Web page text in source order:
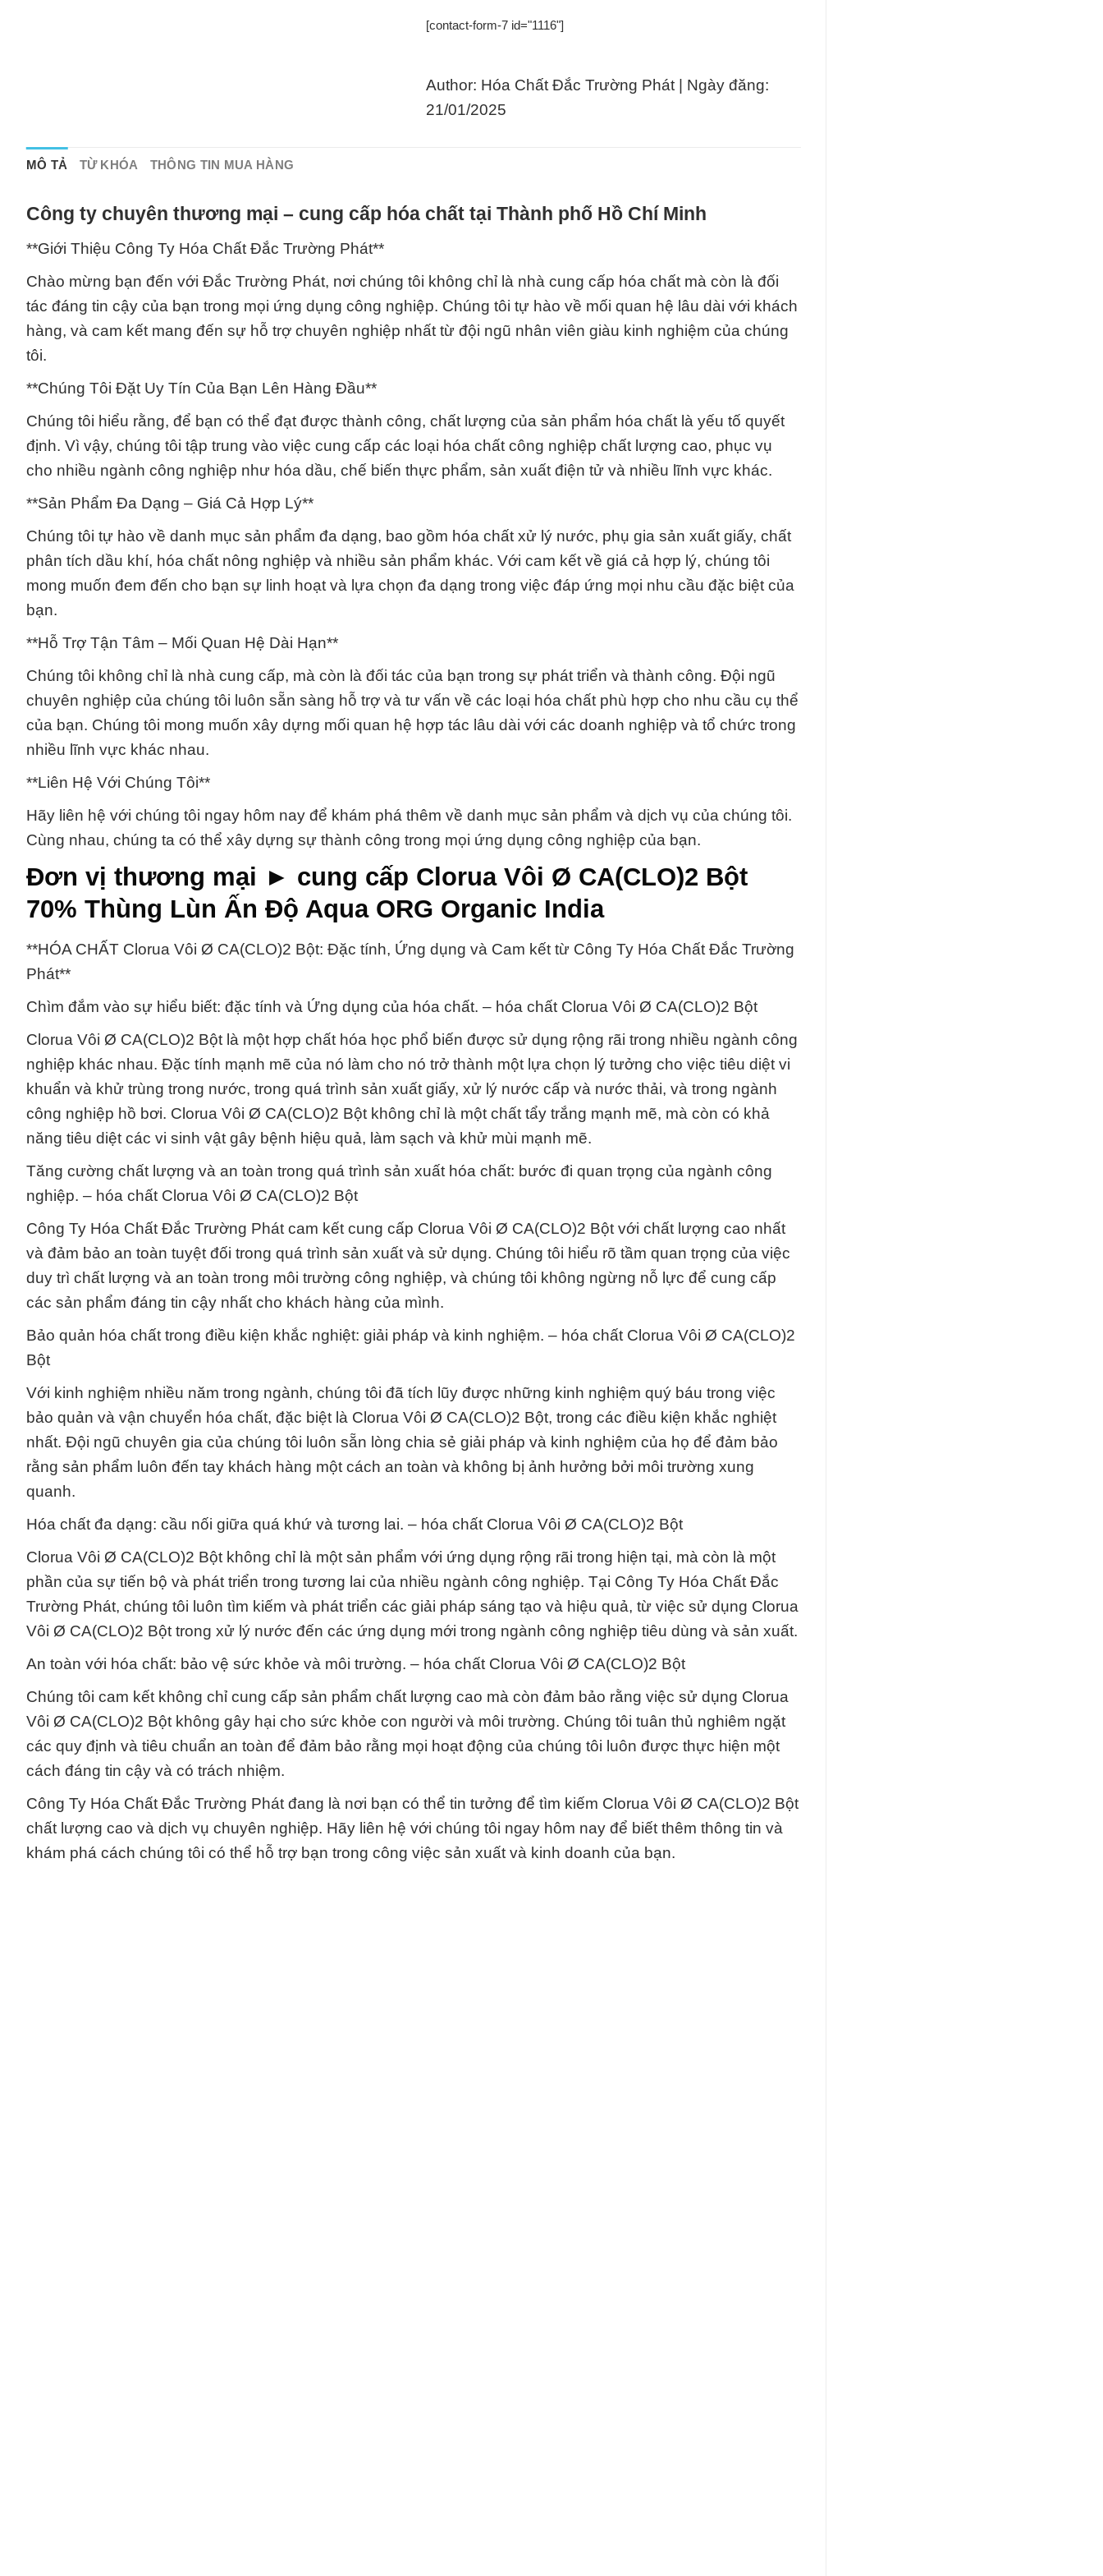
[contact-form-7 id="1116"]
Author: Hóa Chất Đắc Trường Phát | Ngày đăng:
21/01/2025
MÔ TẢ TỪ KHÓA THÔNG TIN MUA HÀNG
Công ty chuyên thương mại – cung cấp hóa chất tại Thành phố Hồ Chí Minh
**Giới Thiệu Công Ty Hóa Chất Đắc Trường Phát**
Chào mừng bạn đến với Đắc Trường Phát, nơi chúng tôi không chỉ là nhà cung cấp hóa chất mà còn là đối
tác đáng tin cậy của bạn trong mọi ứng dụng công nghiệp. Chúng tôi tự hào về mối quan hệ lâu dài với khách
hàng, và cam kết mang đến sự hỗ trợ chuyên nghiệp nhất từ đội ngũ nhân viên giàu kinh nghiệm của chúng
tôi.
**Chúng Tôi Đặt Uy Tín Của Bạn Lên Hàng Đầu**
Chúng tôi hiểu rằng, để bạn có thể đạt được thành công, chất lượng của sản phẩm hóa chất là yếu tố quyết
định. Vì vậy, chúng tôi tập trung vào việc cung cấp các loại hóa chất công nghiệp chất lượng cao, phục vụ
cho nhiều ngành công nghiệp như hóa dầu, chế biến thực phẩm, sản xuất điện tử và nhiều lĩnh vực khác.
**Sản Phẩm Đa Dạng – Giá Cả Hợp Lý**
Chúng tôi tự hào về danh mục sản phẩm đa dạng, bao gồm hóa chất xử lý nước, phụ gia sản xuất giấy, chất
phân tích dầu khí, hóa chất nông nghiệp và nhiều sản phẩm khác. Với cam kết về giá cả hợp lý, chúng tôi
mong muốn đem đến cho bạn sự linh hoạt và lựa chọn đa dạng trong việc đáp ứng mọi nhu cầu đặc biệt của
bạn.
**Hỗ Trợ Tận Tâm – Mối Quan Hệ Dài Hạn**
Chúng tôi không chỉ là nhà cung cấp, mà còn là đối tác của bạn trong sự phát triển và thành công. Đội ngũ
chuyên nghiệp của chúng tôi luôn sẵn sàng hỗ trợ và tư vấn về các loại hóa chất phù hợp cho nhu cầu cụ thể
của bạn. Chúng tôi mong muốn xây dựng mối quan hệ hợp tác lâu dài với các doanh nghiệp và tổ chức trong
nhiều lĩnh vực khác nhau.
**Liên Hệ Với Chúng Tôi**
Hãy liên hệ với chúng tôi ngay hôm nay để khám phá thêm về danh mục sản phẩm và dịch vụ của chúng tôi.
Cùng nhau, chúng ta có thể xây dựng sự thành công trong mọi ứng dụng công nghiệp của bạn.
Đơn vị thương mại ► cung cấp Clorua Vôi Ø CA(CLO)2 Bột
70% Thùng Lùn Ấn Độ Aqua ORG Organic India
**HÓA CHẤT Clorua Vôi Ø CA(CLO)2 Bột: Đặc tính, Ứng dụng và Cam kết từ Công Ty Hóa Chất Đắc Trường
Phát**
Chìm đắm vào sự hiểu biết: đặc tính và Ứng dụng của hóa chất. – hóa chất Clorua Vôi Ø CA(CLO)2 Bột
Clorua Vôi Ø CA(CLO)2 Bột là một hợp chất hóa học phổ biến được sử dụng rộng rãi trong nhiều ngành công
nghiệp khác nhau. Đặc tính mạnh mẽ của nó làm cho nó trở thành một lựa chọn lý tưởng cho việc tiêu diệt vi
khuẩn và khử trùng trong nước, trong quá trình sản xuất giấy, xử lý nước cấp và nước thải, và trong ngành
công nghiệp hồ bơi. Clorua Vôi Ø CA(CLO)2 Bột không chỉ là một chất tẩy trắng mạnh mẽ, mà còn có khả
năng tiêu diệt các vi sinh vật gây bệnh hiệu quả, làm sạch và khử mùi mạnh mẽ.
Tăng cường chất lượng và an toàn trong quá trình sản xuất hóa chất: bước đi quan trọng của ngành công
nghiệp. – hóa chất Clorua Vôi Ø CA(CLO)2 Bột
Công Ty Hóa Chất Đắc Trường Phát cam kết cung cấp Clorua Vôi Ø CA(CLO)2 Bột với chất lượng cao nhất
và đảm bảo an toàn tuyệt đối trong quá trình sản xuất và sử dụng. Chúng tôi hiểu rõ tầm quan trọng của việc
duy trì chất lượng và an toàn trong môi trường công nghiệp, và chúng tôi không ngừng nỗ lực để cung cấp
các sản phẩm đáng tin cậy nhất cho khách hàng của mình.
Bảo quản hóa chất trong điều kiện khắc nghiệt: giải pháp và kinh nghiệm. – hóa chất Clorua Vôi Ø CA(CLO)2
Bột
Với kinh nghiệm nhiều năm trong ngành, chúng tôi đã tích lũy được những kinh nghiệm quý báu trong việc
bảo quản và vận chuyển hóa chất, đặc biệt là Clorua Vôi Ø CA(CLO)2 Bột, trong các điều kiện khắc nghiệt
nhất. Đội ngũ chuyên gia của chúng tôi luôn sẵn lòng chia sẻ giải pháp và kinh nghiệm của họ để đảm bảo
rằng sản phẩm luôn đến tay khách hàng một cách an toàn và không bị ảnh hưởng bởi môi trường xung
quanh.
Hóa chất đa dạng: cầu nối giữa quá khứ và tương lai. – hóa chất Clorua Vôi Ø CA(CLO)2 Bột
Clorua Vôi Ø CA(CLO)2 Bột không chỉ là một sản phẩm với ứng dụng rộng rãi trong hiện tại, mà còn là một
phần của sự tiến bộ và phát triển trong tương lai của nhiều ngành công nghiệp. Tại Công Ty Hóa Chất Đắc
Trường Phát, chúng tôi luôn tìm kiếm và phát triển các giải pháp sáng tạo và hiệu quả, từ việc sử dụng Clorua
Vôi Ø CA(CLO)2 Bột trong xử lý nước đến các ứng dụng mới trong ngành công nghiệp tiêu dùng và sản xuất.
An toàn với hóa chất: bảo vệ sức khỏe và môi trường. – hóa chất Clorua Vôi Ø CA(CLO)2 Bột
Chúng tôi cam kết không chỉ cung cấp sản phẩm chất lượng cao mà còn đảm bảo rằng việc sử dụng Clorua
Vôi Ø CA(CLO)2 Bột không gây hại cho sức khỏe con người và môi trường. Chúng tôi tuân thủ nghiêm ngặt
các quy định và tiêu chuẩn an toàn để đảm bảo rằng mọi hoạt động của chúng tôi luôn được thực hiện một
cách đáng tin cậy và có trách nhiệm.
Công Ty Hóa Chất Đắc Trường Phát đang là nơi bạn có thể tin tưởng để tìm kiếm Clorua Vôi Ø CA(CLO)2 Bột
chất lượng cao và dịch vụ chuyên nghiệp. Hãy liên hệ với chúng tôi ngay hôm nay để biết thêm thông tin và
khám phá cách chúng tôi có thể hỗ trợ bạn trong công việc sản xuất và kinh doanh của bạn.